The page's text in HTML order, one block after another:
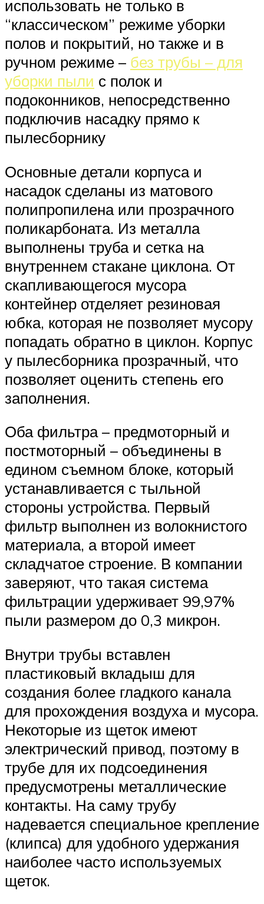
использовать не только в
“классическом” режиме уборки
полов и покрытий, но также и в
ручном режиме – без трубы – для
уборки пыли с полок и
подоконников, непосредственно
подключив насадку прямо к
пылесборнику
Основные детали корпуса и
насадок сделаны из матового
полипропилена или прозрачного
поликарбоната. Из металла
выполнены труба и сетка на
внутреннем стакане циклона. От
скапливающегося мусора
контейнер отделяет резиновая
юбка, которая не позволяет мусору
попадать обратно в циклон. Корпус
у пылесборника прозрачный, что
позволяет оценить степень его
заполнения.
Оба фильтра – предмоторный и
постмоторный – объединены в
едином съемном блоке, который
устанавливается с тыльной
стороны устройства. Первый
фильтр выполнен из волокнистого
материала, а второй имеет
складчатое строение. В компании
заверяют, что такая система
фильтрации удерживает 99,97%
пыли размером до 0,3 микрон.
Внутри трубы вставлен
пластиковый вкладыш для
создания более гладкого канала
для прохождения воздуха и мусора.
Некоторые из щеток имеют
электрический привод, поэтому в
трубе для их подсоединения
предусмотрены металлические
контакты. На саму трубу
надевается специальное крепление
(клипса) для удобного удержания
наиболее часто используемых
щеток.